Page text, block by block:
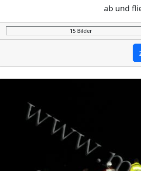
ab und
15 Bilder